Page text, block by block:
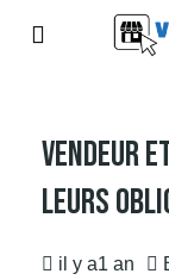
Vendeur
Leurs
il y a1 an